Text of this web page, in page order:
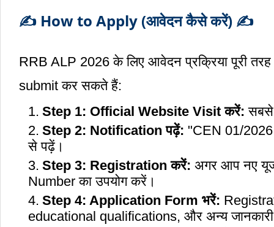
✍️ How to Apply (आवेदन कैसे करें) ✍️
RRB ALP 2026 के लिए आवेदन प्रक्रिया पूरी
submit कर सकते हैं:
Step 1: Official Website Visit करें:
Step 2: Notification पढ़ें: "CEN 01/
से
Step 3: Registration करें: अगर आप नए
Number का
Step 4: Application Form भरें:
educational